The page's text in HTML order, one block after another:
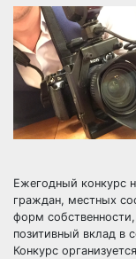
Ежегодный конкурс
граждан, местных
форм
позитивный вклад в
Конкурс